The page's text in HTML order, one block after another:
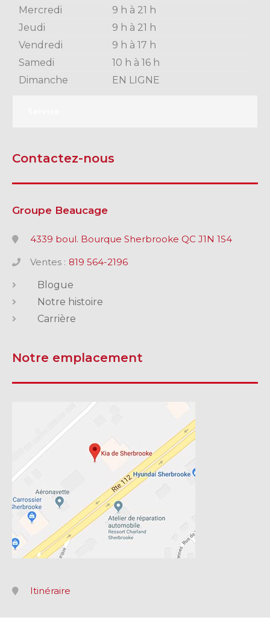
Mercredi
9 h à 21 h
Jeudi
9 h à 21 h
Vendredi
9 h à 17 h
Samedi
10 h à 16 h
Dimanche
EN LIGNE
Contactez-nous
Groupe Beaucage
4339 boul. Bourque Sherbrooke QC J1N 1S4
Ventes : 819 564-2196
Blogue
Notre histoire
Carrière
Notre emplacement
Itinéraire